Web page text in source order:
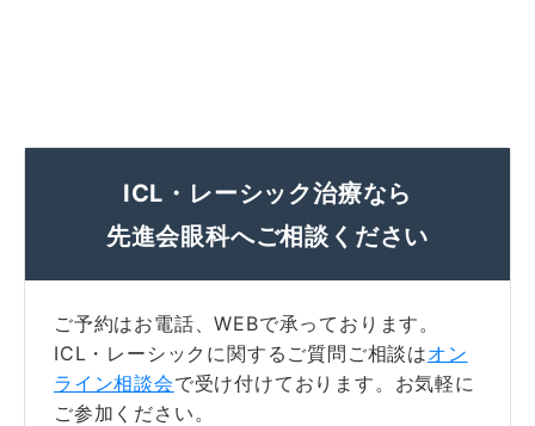
採用情報
サイトマップ プライバシーポリシー
手術キャンセルポリシー
迷惑行為に対するの当院の対応に関して
初診時における情報開示に関して
当医院への営業の窓口について
ICL・レーシック治療なら
先進会眼科へご相談ください
ご予約はお電話、WEBで承っております。
ICL・レーシックに関するご質問ご相談はオン
ライン相談会で受け付けております。お気軽に
ご参加ください。